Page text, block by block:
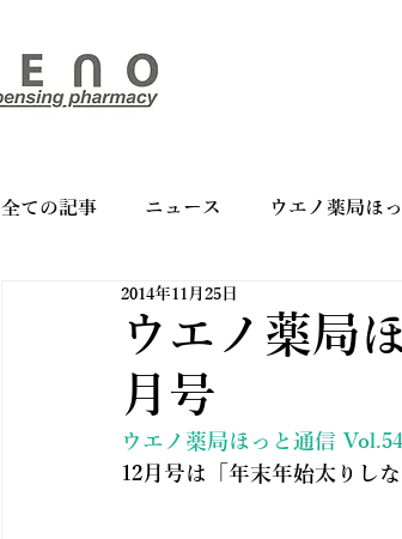
全ての記事 ニュース ウエノ薬局ほ
バイオリンク お薬手帳の上手なつか
ウエノ薬局
月号
2014年11月25日
ウエノ薬局ほっと通信 Vol.54
12月号は「年末年始太りし